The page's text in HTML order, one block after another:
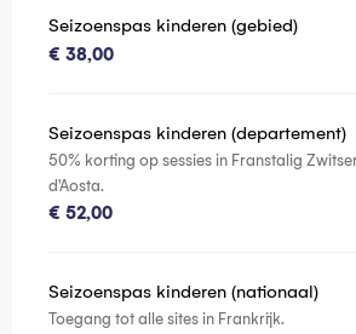
Seizoenspas kinderen (gebied)
€ 38,00
Seizoenspas kinderen (departement)
50% korting op sessies in Franstalig
d'Aosta.
€ 52,00
Seizoenspas kinderen (nationaal)
Toegang tot alle sites in Frankrijk.